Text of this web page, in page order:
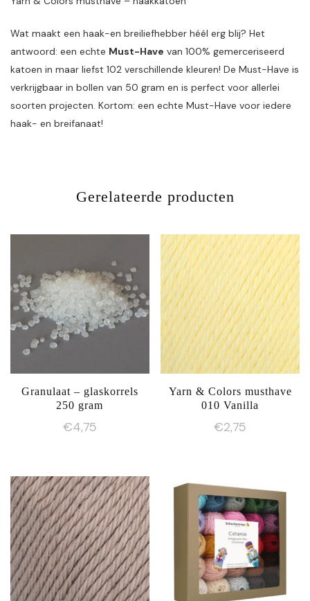
Wat maakt een haak-en breiliefhebber héél erg blij? Het
antwoord: een echte Must-Have van 100% gemerceriseerd
katoen in maar liefst 102 verschillende kleuren! De Must-Have is
verkrijgbaar in bollen van 50 gram en is perfect voor allerlei
soorten projecten. Kortom: een echte Must-Have voor iedere
haak- en breifanaat!
Gerelateerde producten
Granulaat – glaskorrels
250 gram
€4,75
Yarn & Colors musthave
010 Vanilla
€2,75